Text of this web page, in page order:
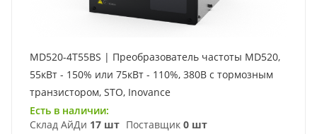
MD520-4T55BS | Преобразователь частоты MD520,
55кВт - 150% или 75кВт - 110%, 380В с тормозным
транзистором, STO, Inovance
Есть в наличии:
Склад АйДи 17 шт Поставщик 0 шт